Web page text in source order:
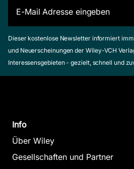
Dieser kostenlose Newsletter informiert
und Neuerscheinungen der Wiley-VCH
Interessensgebieten - gezielt, schnell und
Info
Über Wiley
Gesellschaften und Partner